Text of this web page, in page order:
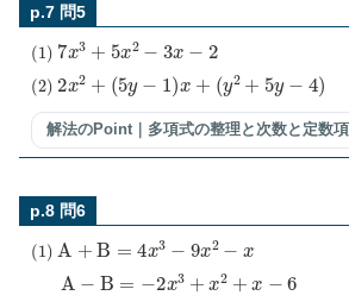
p.7 問5
( 1) 7 x3 + 5x 2− x
(2) 2 x2 + 5y )x+ y + 5y − 4)
解法のPoint｜多項式の整理と次数と定数項
p.8 問6
( 1) A + B= 3− 9 −
A
B= 3+ x + −